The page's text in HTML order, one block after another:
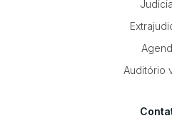
Auditório